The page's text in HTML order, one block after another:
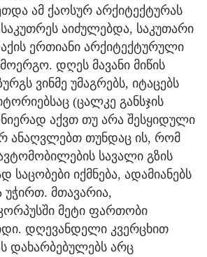
ამ ქაოსურ არქიტექტურას
აიძულებდა, საკუთარი
ერთიანი არქიტექტურული
დღეს მავანი მიწის
ვინმე უმაგრებს, იტაცებს
(ცალკე განსჯის
აქვთ თუ არა შესყიდული
ანაღვლებთ თუნდაც ის, რომ
სავალი გზის
საცობები იქმნება, ადამიანებს
მთავარია,
მეტი ფართობი
დღევანდელი კვერცხით
დახარბებულებს არც